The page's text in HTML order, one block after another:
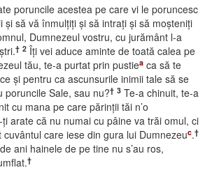
poruncile acestea pe care vi le poruncesc
şi să vă înmulţiţi şi să intraţi şi să moşteniţi
Dumnezeul vostru, cu jurământ l-a
† 2 Îţi vei aduce aminte de toată calea pe
tău, te-a purtat prin pustiea ca să te
şi pentru ca ascunsurile inimii tale să se
poruncile Sale, sau nu?† 3 Te-a chinuit, te-a
cu mana pe care părinţii tăi n’o
ţi arate că nu numai cu pâine va trăi omul, ci
care iese din gura lui Dumnezeuc.†
ani hainele de pe tine nu s’au ros,
†